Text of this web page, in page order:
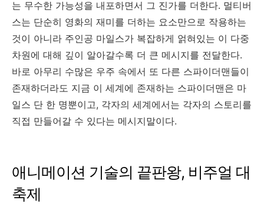
는 무수한 가능성을 내포하면서 그 진가를 더한다. 멀티버
스는 단순히 영화의 재미를 더하는 요소만으로 작용하는
것이 아니라 주인공 마일스가 복잡하게 얽혀있는 이 다중
차원에 대해 깊이 알아갈수록 더 큰 메시지를 전달한다.
바로 아무리 수많은 우주 속에서 또 다른 스파이더맨들이
존재하더라도 지금 이 세계에 존재하는 스파이더맨은 마
일스 단 한 명뿐이고, 각자의 세계에서는 각자의 스토리를
직접 만들어갈 수 있다는 메시지말이다.
애니메이션 기술의 끝판왕, 비주얼 대
축제